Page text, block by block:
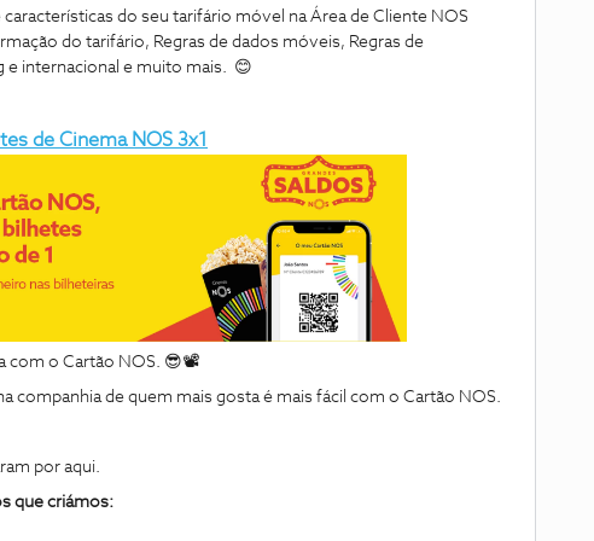
do seu tarifário móvel na Área de Cliente NOS
do tarifário, Regras de dados móveis, Regras de
e internacional e muito mais. 😊
de Cinema NOS 3x1
com o Cartão NOS. 😎📽️
companhia de quem mais gosta é mais fácil com o Cartão NOS.
por aqui.
que criámos: